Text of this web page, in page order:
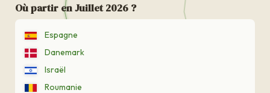
Où partir en Juillet 2026 ?
Espagne
Danemark
Israël
Roumanie